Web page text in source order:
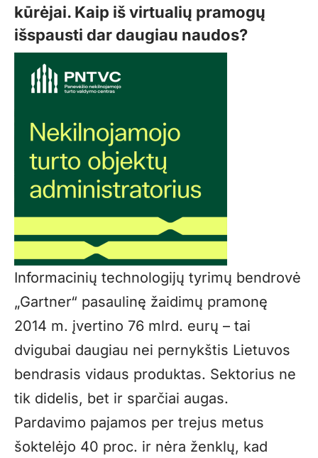
kūrėjai. Kaip iš virtualių pramogų
išspausti dar daugiau naudos?
Informacinių technologijų tyrimų bendrovė
„Gartner“ pasaulinę žaidimų pramonę
2014 m. įvertino 76 mlrd. eurų – tai
dvigubai daugiau nei pernykštis Lietuvos
bendrasis vidaus produktas. Sektorius ne
tik didelis, bet ir sparčiai augas.
Pardavimo pajamos per trejus metus
šoktelėjo 40 proc. ir nėra ženklų, kad